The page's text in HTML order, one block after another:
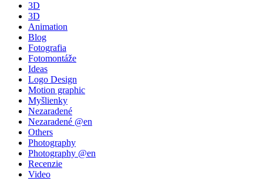
3D
3D
Animation
Blog
Fotografia
Fotomontáže
Ideas
Logo Design
Motion graphic
Myšlienky
Nezaradené
Nezaradené @en
Others
Photography
Photography @en
Recenzie
Video